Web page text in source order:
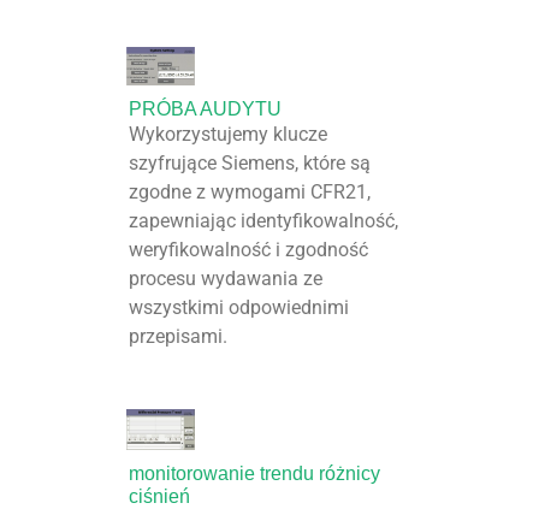
PRÓBA AUDYTU
Wykorzystujemy klucze
szyfrujące Siemens, które są
zgodne z wymogami CFR21,
zapewniając identyfikowalność,
weryfikowalność i zgodność
procesu wydawania ze
wszystkimi odpowiednimi
przepisami.
monitorowanie trendu różnicy
ciśnień